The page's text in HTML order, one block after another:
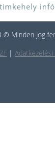
© Minden jog
|